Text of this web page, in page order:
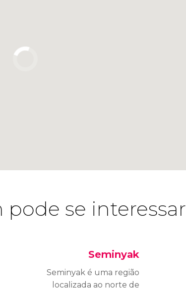
se interessar
Seminyak
Seminyak é uma região
localizada ao norte de